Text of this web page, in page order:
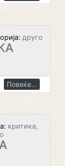
друго
Повеќе...
критика,